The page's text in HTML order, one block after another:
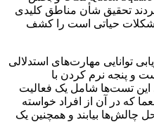
تحقیق شأن مناطق کلیدی
حیاتی است را کشف
توانایی مهارت‌های استدلالی
و پنجه نرم کردن با
این تست‌ها شامل یک فعالیت
که در آن از افراد خواسته
چالش‌ها بیابند و همچنین یک